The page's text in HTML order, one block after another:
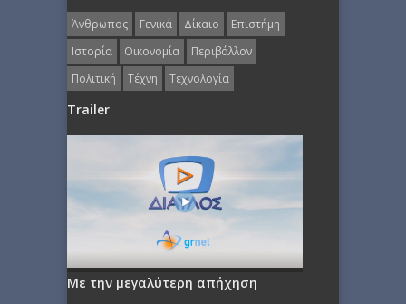
Άνθρωπος Γενικά Δίκαιο
Επιστήμη
Ιστορία
Οικονομία
Περιβάλλον
Πολιτική
Τέχνη Τεχνολογία
Trailer
Με την μεγαλύτερη απήχηση